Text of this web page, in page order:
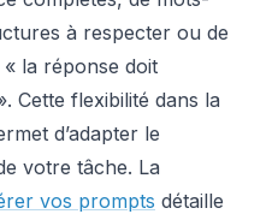
à respecter ou de
la réponse doit
Cette flexibilité dans la
d’adapter le
votre tâche. La
vos prompts détaille